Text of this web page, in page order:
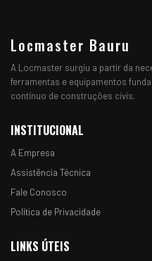
Locmaster Bauru
A Locmaster surgiu a partir da
ferramentas e equipamentos
contínuo de construções civís.
INSTITUCIONAL
A Empresa
Assistência Técnica
Fale Conosco
Política de Privacidade
LINKS ÚTEIS